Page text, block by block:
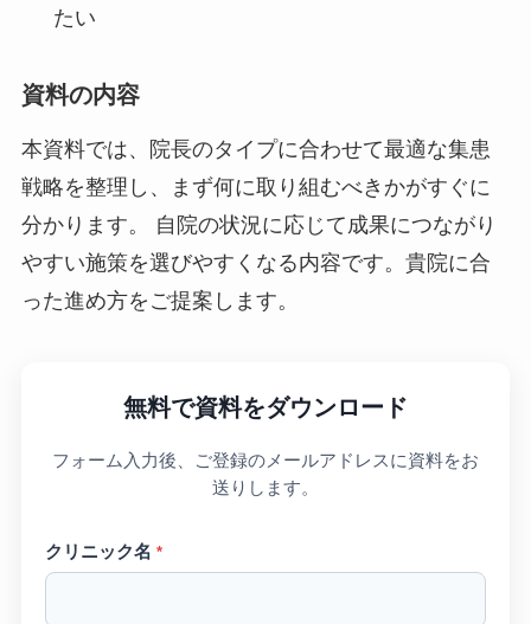
たい
資料の内容
本資料では、院長のタイプに合わせて最適な集患
戦略を整理し、まず何に取り組むべきかがすぐに
分かります。 自院の状況に応じて成果につながり
やすい施策を選びやすくなる内容です。貴院に合
った進め方をご提案します。
無料で資料をダウンロード
フォーム入力後、ご登録のメールアドレスに資料をお
送りします。
クリニック名 *